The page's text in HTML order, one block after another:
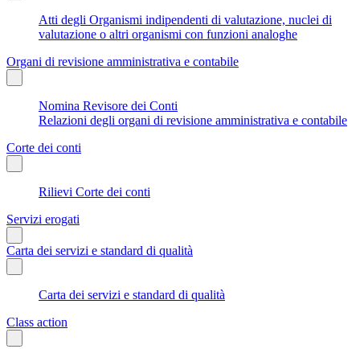
Atti degli Organismi indipendenti di valutazione, nuclei di
valutazione o altri organismi con funzioni analoghe
Organi di revisione amministrativa e contabile
Nomina Revisore dei Conti
Relazioni degli organi di revisione amministrativa e contabile
Corte dei conti
Rilievi Corte dei conti
Servizi erogati
Carta dei servizi e standard di qualità
Carta dei servizi e standard di qualità
Class action